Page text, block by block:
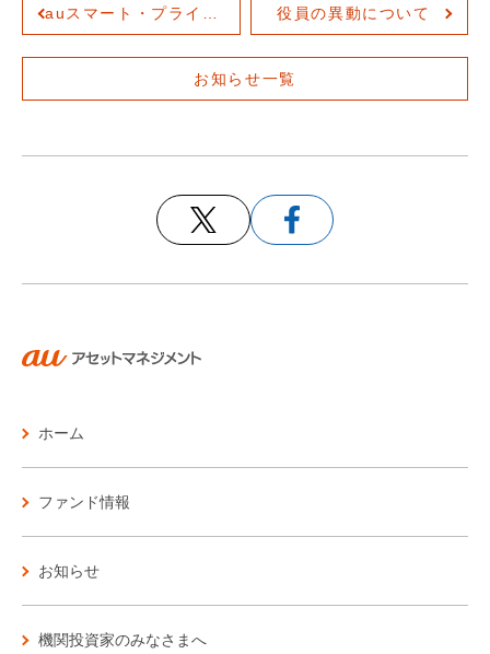
auスマート・プライム（高成長）が第7回「楽天証券ファンドアワード」で優秀賞受賞
お知らせ一覧
役員の異動について
ホーム
ファンド情報
お知らせ
機関投資家のみなさまへ